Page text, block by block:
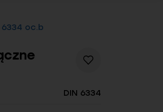
oc.b
DIN 6334
Dodaj